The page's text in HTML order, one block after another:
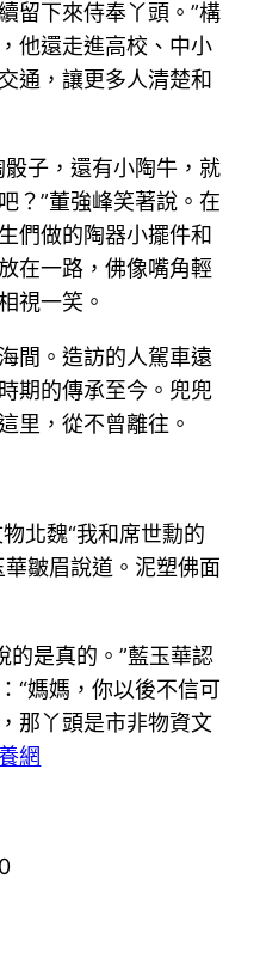
留下來侍奉丫頭。”構
他還走進高校、中小
通，讓更多人清楚和
子，還有小陶牛，就
？”董強峰笑著說。在
們做的陶器小擺件和
在一路，佛像嘴角輕
視一笑。
間。造訪的人駕車遠
期的傳承至今。兜兜
里，從不曾離往。
北魏“我和席世勳的
皺眉說道。泥塑佛面
的是真的。”藍玉華認
“媽媽，你以後不信可
那丫頭是市非物資文
網